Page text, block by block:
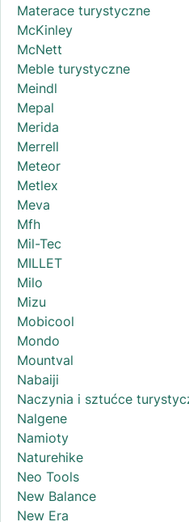
Materace turystyczne
McKinley
McNett
Meble turystyczne
Meindl
Mepal
Merida
Merrell
Meteor
Metlex
Meva
Mfh
Mil-Tec
MILLET
Milo
Mizu
Mobicool
Mondo
Mountval
Nabaiji
Naczynia i sztućce
Nalgene
Namioty
Naturehike
Neo Tools
New Balance
New Era